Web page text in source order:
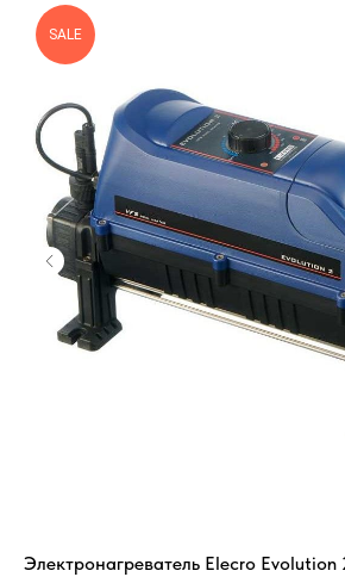
SALE
Электронагреватель Elecro